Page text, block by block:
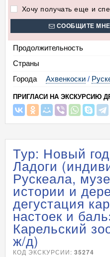
Хочу получать еще и
СООБЩИТЕ
Продолжительность
Страны
Города
Ахвенкоски /
ПРИГЛАСИ НА ЭКСКУРСИЮ
Тур: Новый
Ладоги
Рускеала,
истории и
дегустация
настоек и
Карельский
ж/д)
КОД ЭКСКУРСИИ:35274